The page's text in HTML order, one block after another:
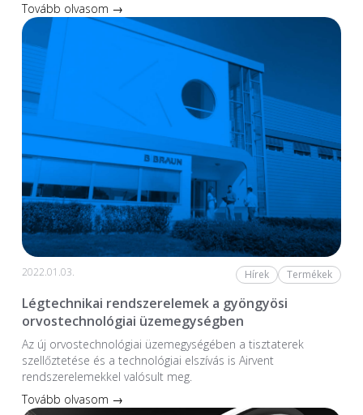
Tovább olvasom →
2022.01.03. Hírek Termékek
Légtechnikai rendszerelemek a gyöngyösi
orvostechnológiai üzemegységben
Az új orvostechnológiai üzem­egységében a tiszta­terek
szellőztetése és a technológiai elszívás is Airvent
rendszerelemekkel valósult meg.
Tovább olvasom →